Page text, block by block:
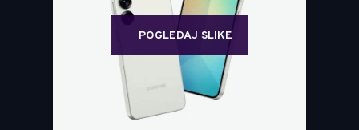
POGLEDAJ SLIKE